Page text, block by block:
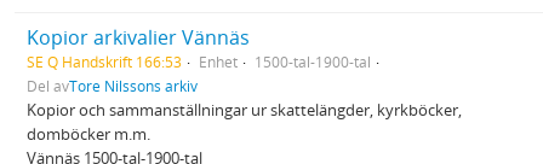
Kopior arkivalier Vännäs
SE Q Handskrift 166:53 Enhet
1500-tal-1900-tal
Del avTore Nilssons arkiv
Kopior och sammanställningar ur skattelängder, kyrkböcker,
domböcker m.m.
Vännäs 1500-tal-1900-tal